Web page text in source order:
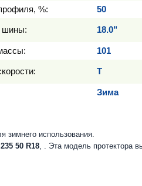
%: 50
шины: 18.0"
101
T
Зима
использования.
50 R18, . Эта модель протектора